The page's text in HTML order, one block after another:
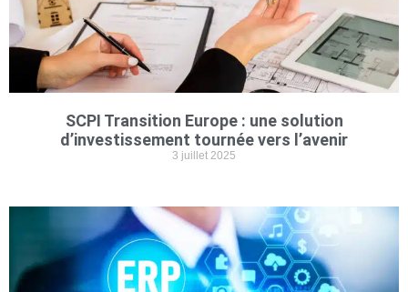
SCPI Transition Europe : une solution
d’investissement tournée vers l’avenir
3 juillet 2025